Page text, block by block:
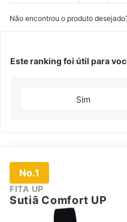
Alça
Reforçado
Não encontrou o produto
Este ranking foi útil para
Sim
No.1
FITA UP
Sutiã Comfort UP